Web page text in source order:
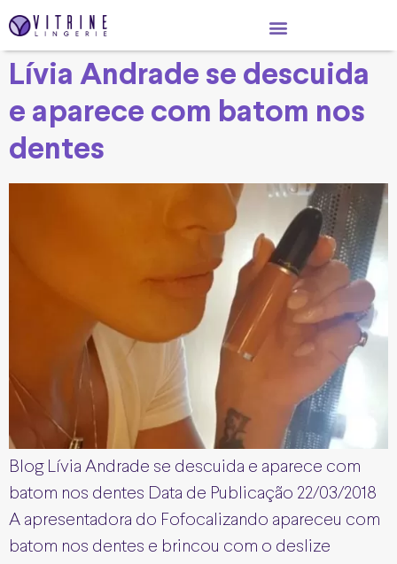
Lívia Andrade se descuida
e aparece com batom nos
dentes
Blog Lívia Andrade se descuida e aparece com
batom nos dentes Data de Publicação 22/03/2018
A apresentadora do Fofocalizando apareceu com
batom nos dentes e brincou com o deslize